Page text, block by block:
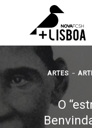
ARTES
O